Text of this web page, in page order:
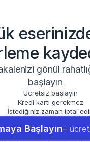
gönül
başlayın
Ücretsiz başlayın
Kredi kartı gerekmez
İstediğiniz zaman iptal
Başlayın–